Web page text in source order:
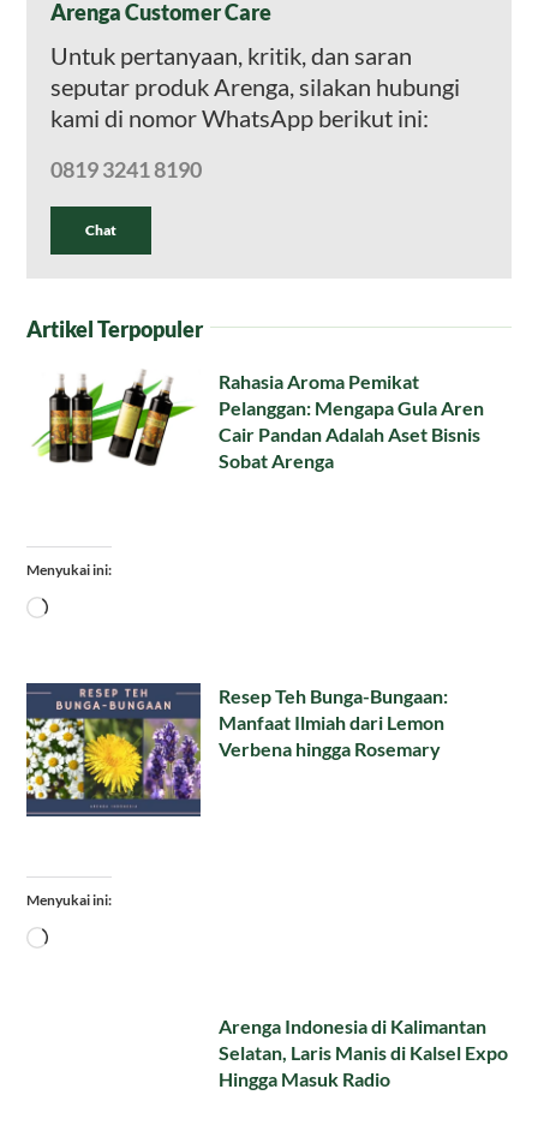
Arenga Customer Care
Untuk pertanyaan, kritik, dan saran
seputar produk Arenga, silakan hubungi
kami di nomor WhatsApp berikut ini:
0819 3241 8190
Chat
Artikel Terpopuler
Rahasia Aroma Pemikat
Pelanggan: Mengapa Gula Aren
Cair Pandan Adalah Aset Bisnis
Sobat Arenga
Menyukai ini:
Memuat...
Resep Teh Bunga-Bungaan:
Manfaat Ilmiah dari Lemon
Verbena hingga Rosemary
Menyukai ini:
Memuat...
Arenga Indonesia di Kalimantan
Selatan, Laris Manis di Kalsel Expo
Hingga Masuk Radio